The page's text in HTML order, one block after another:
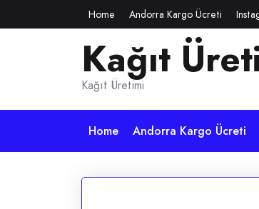
to
Home Andorra Kargo Ücreti
Kağıt
Kağıt Üretimi
Home Andorra Kargo Ücreti